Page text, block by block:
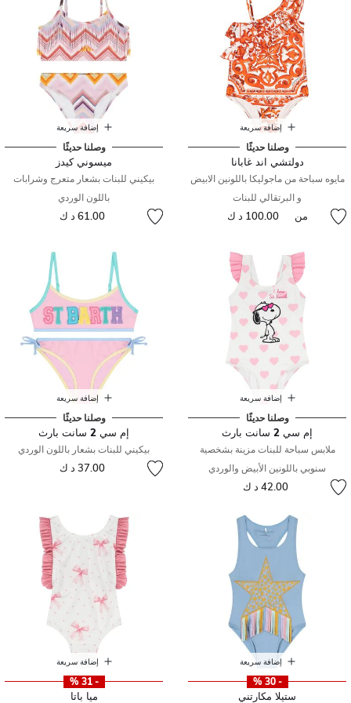
إضافة سريعة
وصلنا حديثًا
دولتشي اند غابانا
مايوه سباحة من ماجوليكا باللونين الابيض
و البرتقالي للبنات
من 100.00 د ك
إضافة سريعة
وصلنا حديثًا
ميسوني كيدز
بيكيني للبنات بشعار متعرج وشرابات
باللون الوردي
61.00 د ك
إضافة سريعة
وصلنا حديثًا
إم سي 2 سانت بارث
ملابس سباحة للبنات مزينة بشخصية
سنوبي باللونين الأبيض والوردي
42.00 د ك
إضافة سريعة
وصلنا حديثًا
إم سي 2 سانت بارث
بيكيني للبنات بشعار باللون الوردي
37.00 د ك
إضافة سريعة
- 30 %
ستيلا مكارتني
إضافة سريعة
- 31 %
ميا باتا